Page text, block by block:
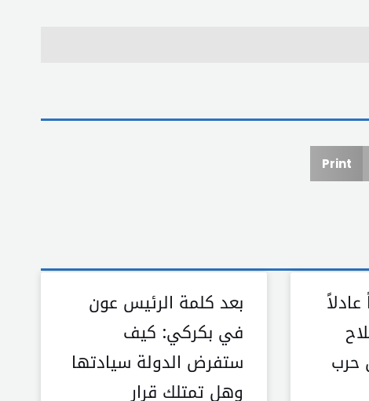
Print
حرب
بعد كلمة الرئيس عون
في بكركي: كيف
ستفرض الدولة سيادتها
وهل تمتلك قرار